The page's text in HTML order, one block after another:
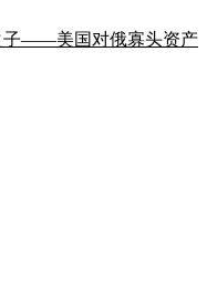
子——美国对俄寡头资产